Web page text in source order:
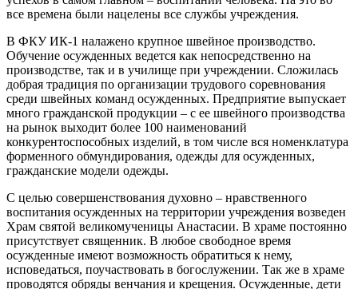
все времена были нацелены все службы учреждения.
В ФКУ ИК-1 налажено крупное швейное производство.
Обучение осужденных ведется как непосредственно на
производстве, так и в училище при учреждении. Сложилась
добрая традиция по организации трудового соревнования
среди швейных команд осужденных. Предприятие выпускает
много гражданской продукции – с ее швейного производства
на рынок выходит более 100 наименований
конкурентоспособных изделий, в том числе вся номенклатура
форменного обмундирования, одежды для осужденных,
гражданские модели одежды.
С целью совершенствования духовно – нравственного
воспитания осужденных на территории учреждения возведен
Храм святой великомученицы Анастасии. В храме постоянно
присутствует священник. В любое свободное время
осужденные имеют возможность обратиться к нему,
исповедаться, поучаствовать в богослужении. Так же в храме
проводятся обряды венчания и крещения. Осужденные, дети